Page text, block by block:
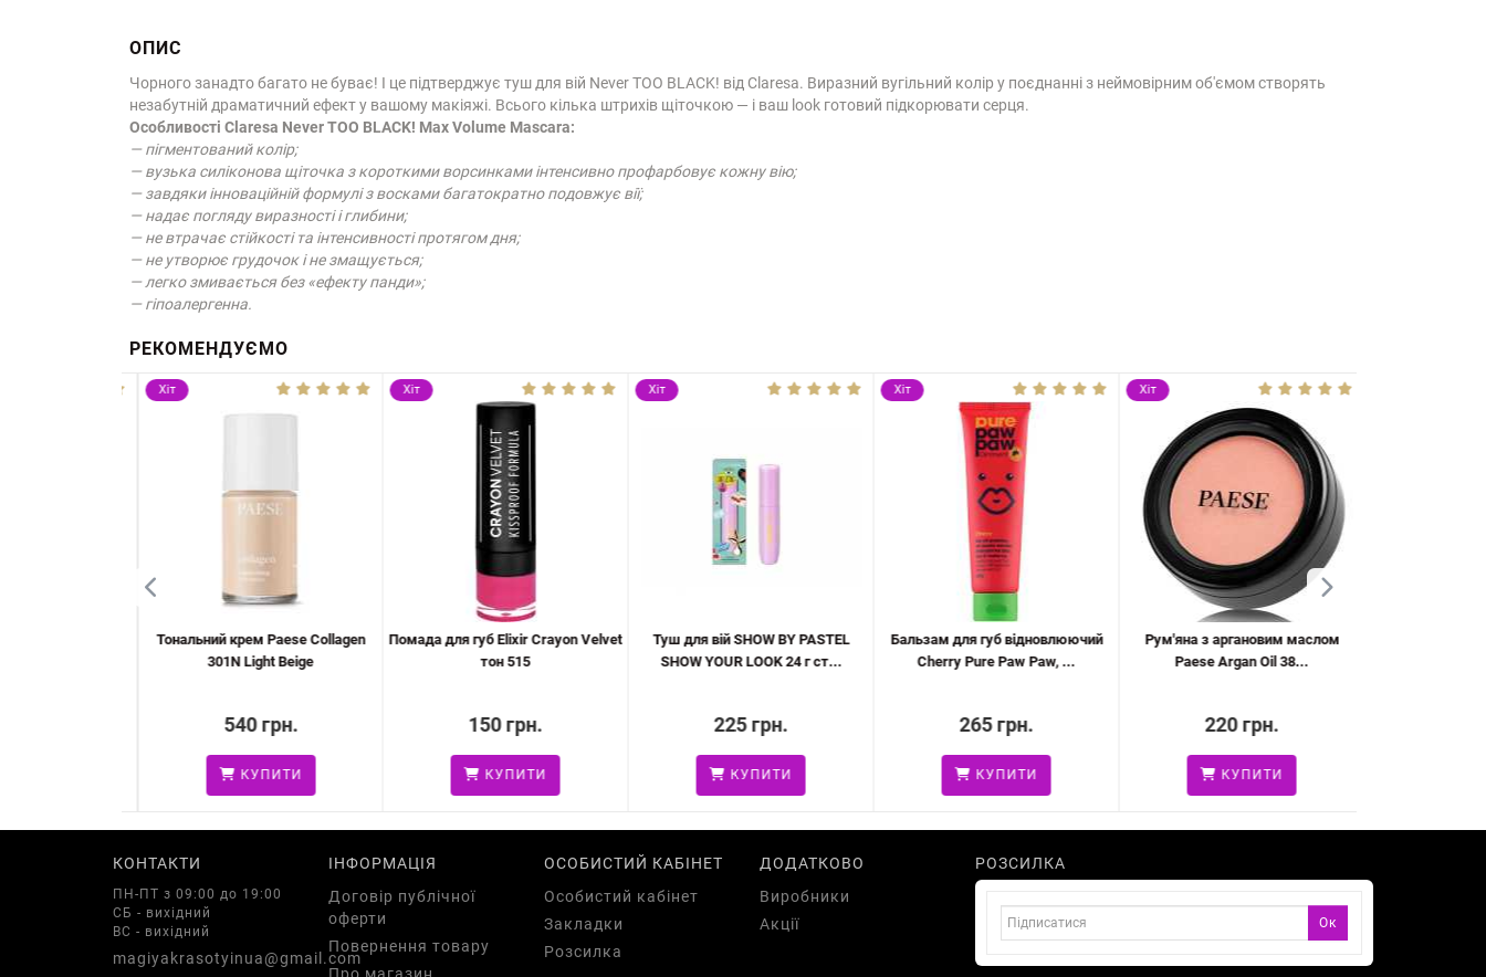
ОПИС
Чорного занадто багато не буває! І це підтверджує туш для вій Never TOO BLACK! від Claresa. Виразний вугільний колір у поєднанні з неймовірним об'ємом створять
незабутній драматичний ефект у вашому макіяжі. Всього кілька штрихів щіточкою — і ваш look готовий підкорювати серця.
Особливості Claresa Never TOO BLACK! Max Volume Mascara:
— пігментований колір;
— вузька силіконова щіточка з короткими ворсинками інтенсивно профарбовує кожну вію;
— завдяки інноваційній формулі з восками багатократно подовжує вії;
— надає погляду виразності і глибини;
— не втрачає стійкості та інтенсивності протягом дня;
— не утворює грудочок і не змащується;
— легко змивається без «ефекту панди»;
— гіпоалергенна.
РЕКОМЕНДУЄМО
Хіт
Тональний крем Paese Collagen
301N Light Beige
540 грн.
КУПИТИ
Хіт
Помада для губ Elixir Crayon Velvet
тон 515
150 грн.
КУПИТИ
Хіт
Туш для вій SHOW BY PASTEL
SHOW YOUR LOOK 24 г ст...
225 грн.
КУПИТИ
Хіт
Бальзам для губ відновлюючий
Cherry Pure Paw Paw, ...
265 грн.
КУПИТИ
Хіт
Рум'яна з аргановим маслом
Paese Argan Oil 38...
220 грн.
КУПИТИ
КОНТАКТИ
ПН-ПТ з 09:00 до 19:00
СБ - вихідний
ВС - вихідний
magiyakrasotyinua@gmail.com
ІНФОРМАЦІЯ
Договір публічної
оферти
Повернення товару
Про магазин
ОСОБИСТИЙ КАБІНЕТ
Особистий кабінет
Закладки
Розсилка
ДОДАТКОВО
Виробники
Акції
РОЗСИЛКА
Ок